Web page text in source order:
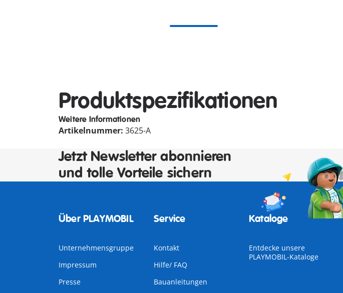
Produktspezifikationen
Weitere Informationen
Artikelnummer: 3625-A
Jetzt Newsletter abonnieren
und tolle Vorteile sichern
Über PLAYMOBIL
Unternehmensgruppe
Impressum
Presse
Service
Kontakt
Hilfe/ FAQ
Bauanleitungen
Kataloge
Entdecke unsere
PLAYMOBIL-Kataloge